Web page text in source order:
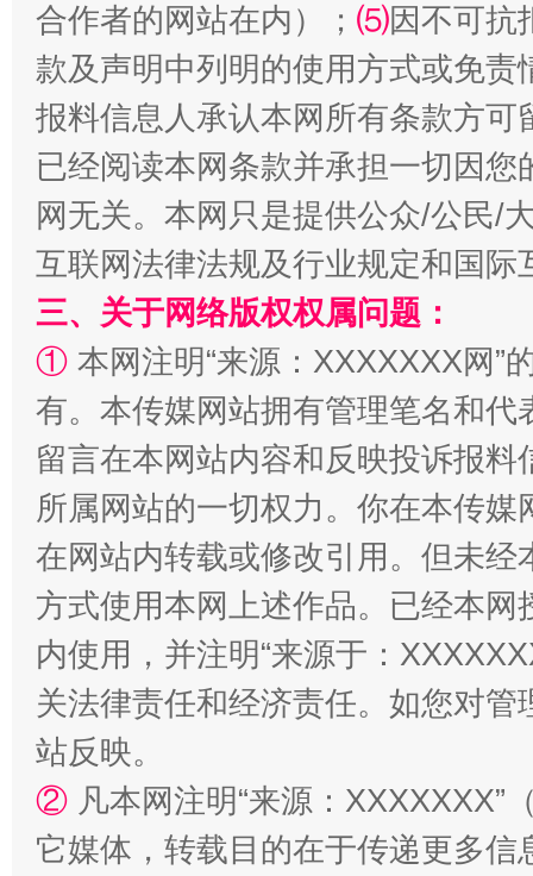
解纷+调解+退费，一次搞定
站台名比不上好声名
合作者的网站在内）； ⑸因不可抗
款及声明中列明的使用方式或免责
报料信息人承认本网所有条款方
已经阅读本网条款并承担一切因
网无关。本网只是提供公众/公民/
互联网法律法规及行业规定和国
三、关于网络版权权属问题：
① 本网注明“来源：XXXXXXX网”
有。本传媒网站拥有管理笔名和
留言在本网站内容和反映投诉报
所属网站的一切权力。你在本传
在网站内转载或修改引用。但未
方式使用本网上述作品。已经本
内使用，并注明“来源于：
关法律责任和经济责任。如您对
站反映。
② 凡本网注明“来源：
它媒体，转载目的在于传递更多